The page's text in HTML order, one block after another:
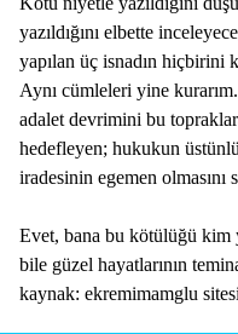
yazıldığını elbette
yapılan üç isnadın
Aynı cümleleri yine
adalet devrimini bu
hedefleyen; hukukun
iradesinin egemen
Evet, bana bu kötülüğü kim
bile güzel hayatlarının
kaynak: ekremimamglu sitesi